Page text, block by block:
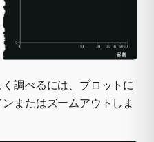
調べるには、プロットに
またはズームアウトしま